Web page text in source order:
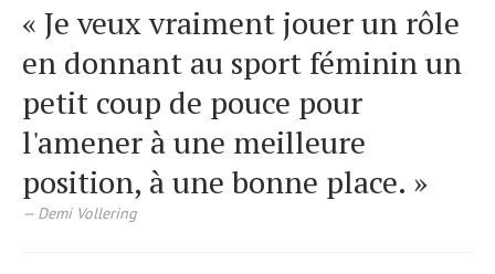
« Je veux vraiment jouer un rôle
en donnant au sport féminin un
petit coup de pouce pour
l'amener à une meilleure
position, à une bonne place. »
Demi Vollering